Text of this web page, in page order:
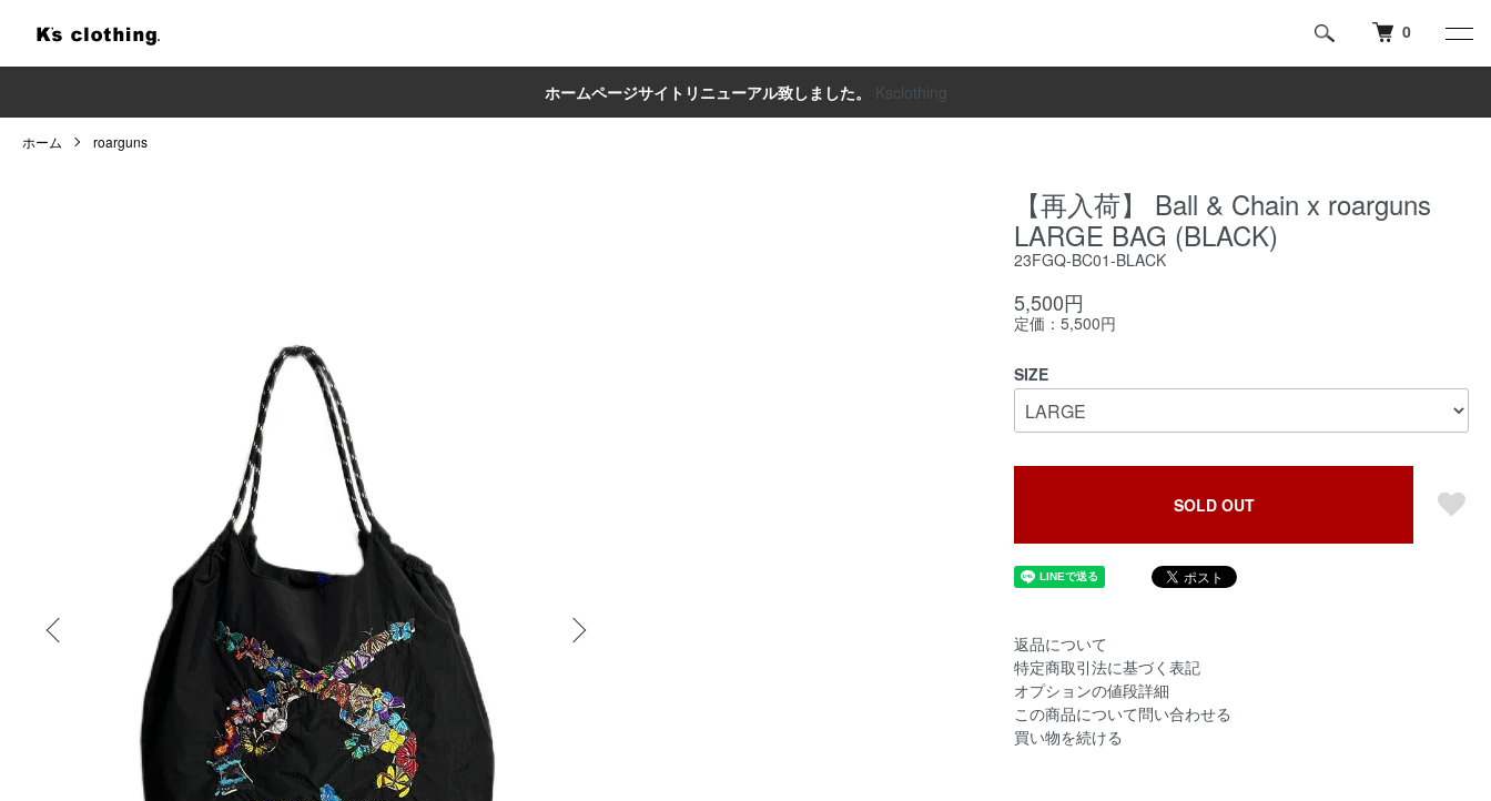
0
ホームページサイトリニューアル致しました。 Ksclothing
ホーム roarguns
【再入荷】 Ball & Chain x roarguns
LARGE BAG (BLACK)
23FGQ-BC01-BLACK
5,500円
定価：5,500円
SIZE
SOLD OUT
返品について
特定商取引法に基づく表記
オプションの値段詳細
この商品について問い合わせる
買い物を続ける